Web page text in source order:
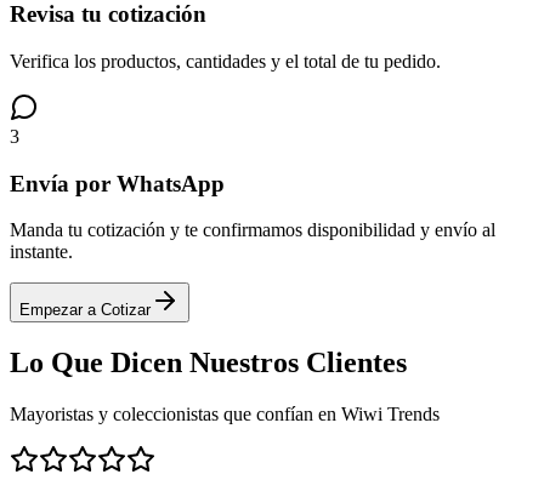
Revisa tu cotización
Verifica los productos, cantidades y el total de tu pedido.
3
Envía por WhatsApp
Manda tu cotización y te confirmamos disponibilidad y envío al
instante.
Empezar a Cotizar
Lo Que Dicen Nuestros Clientes
Mayoristas y coleccionistas que confían en Wiwi Trends